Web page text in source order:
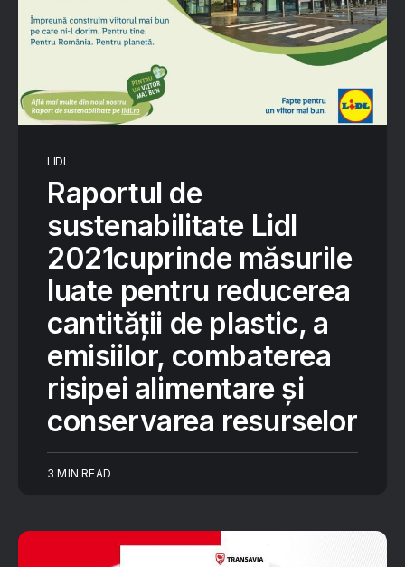
LIDL
Raportul de
sustenabilitate Lidl
2021cuprinde măsurile
luate pentru reducerea
cantității de plastic, a
emisiilor, combaterea
risipei alimentare și
conservarea resurselor
3 MIN READ